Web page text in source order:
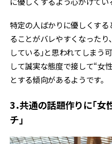
特定の人ばかりに優しくする
ることがバレやすくなったり
している」と思われてしまう
して誠実な態度で接して“女
とする傾向があるようです。
3．共通の話題作りに「
チ」